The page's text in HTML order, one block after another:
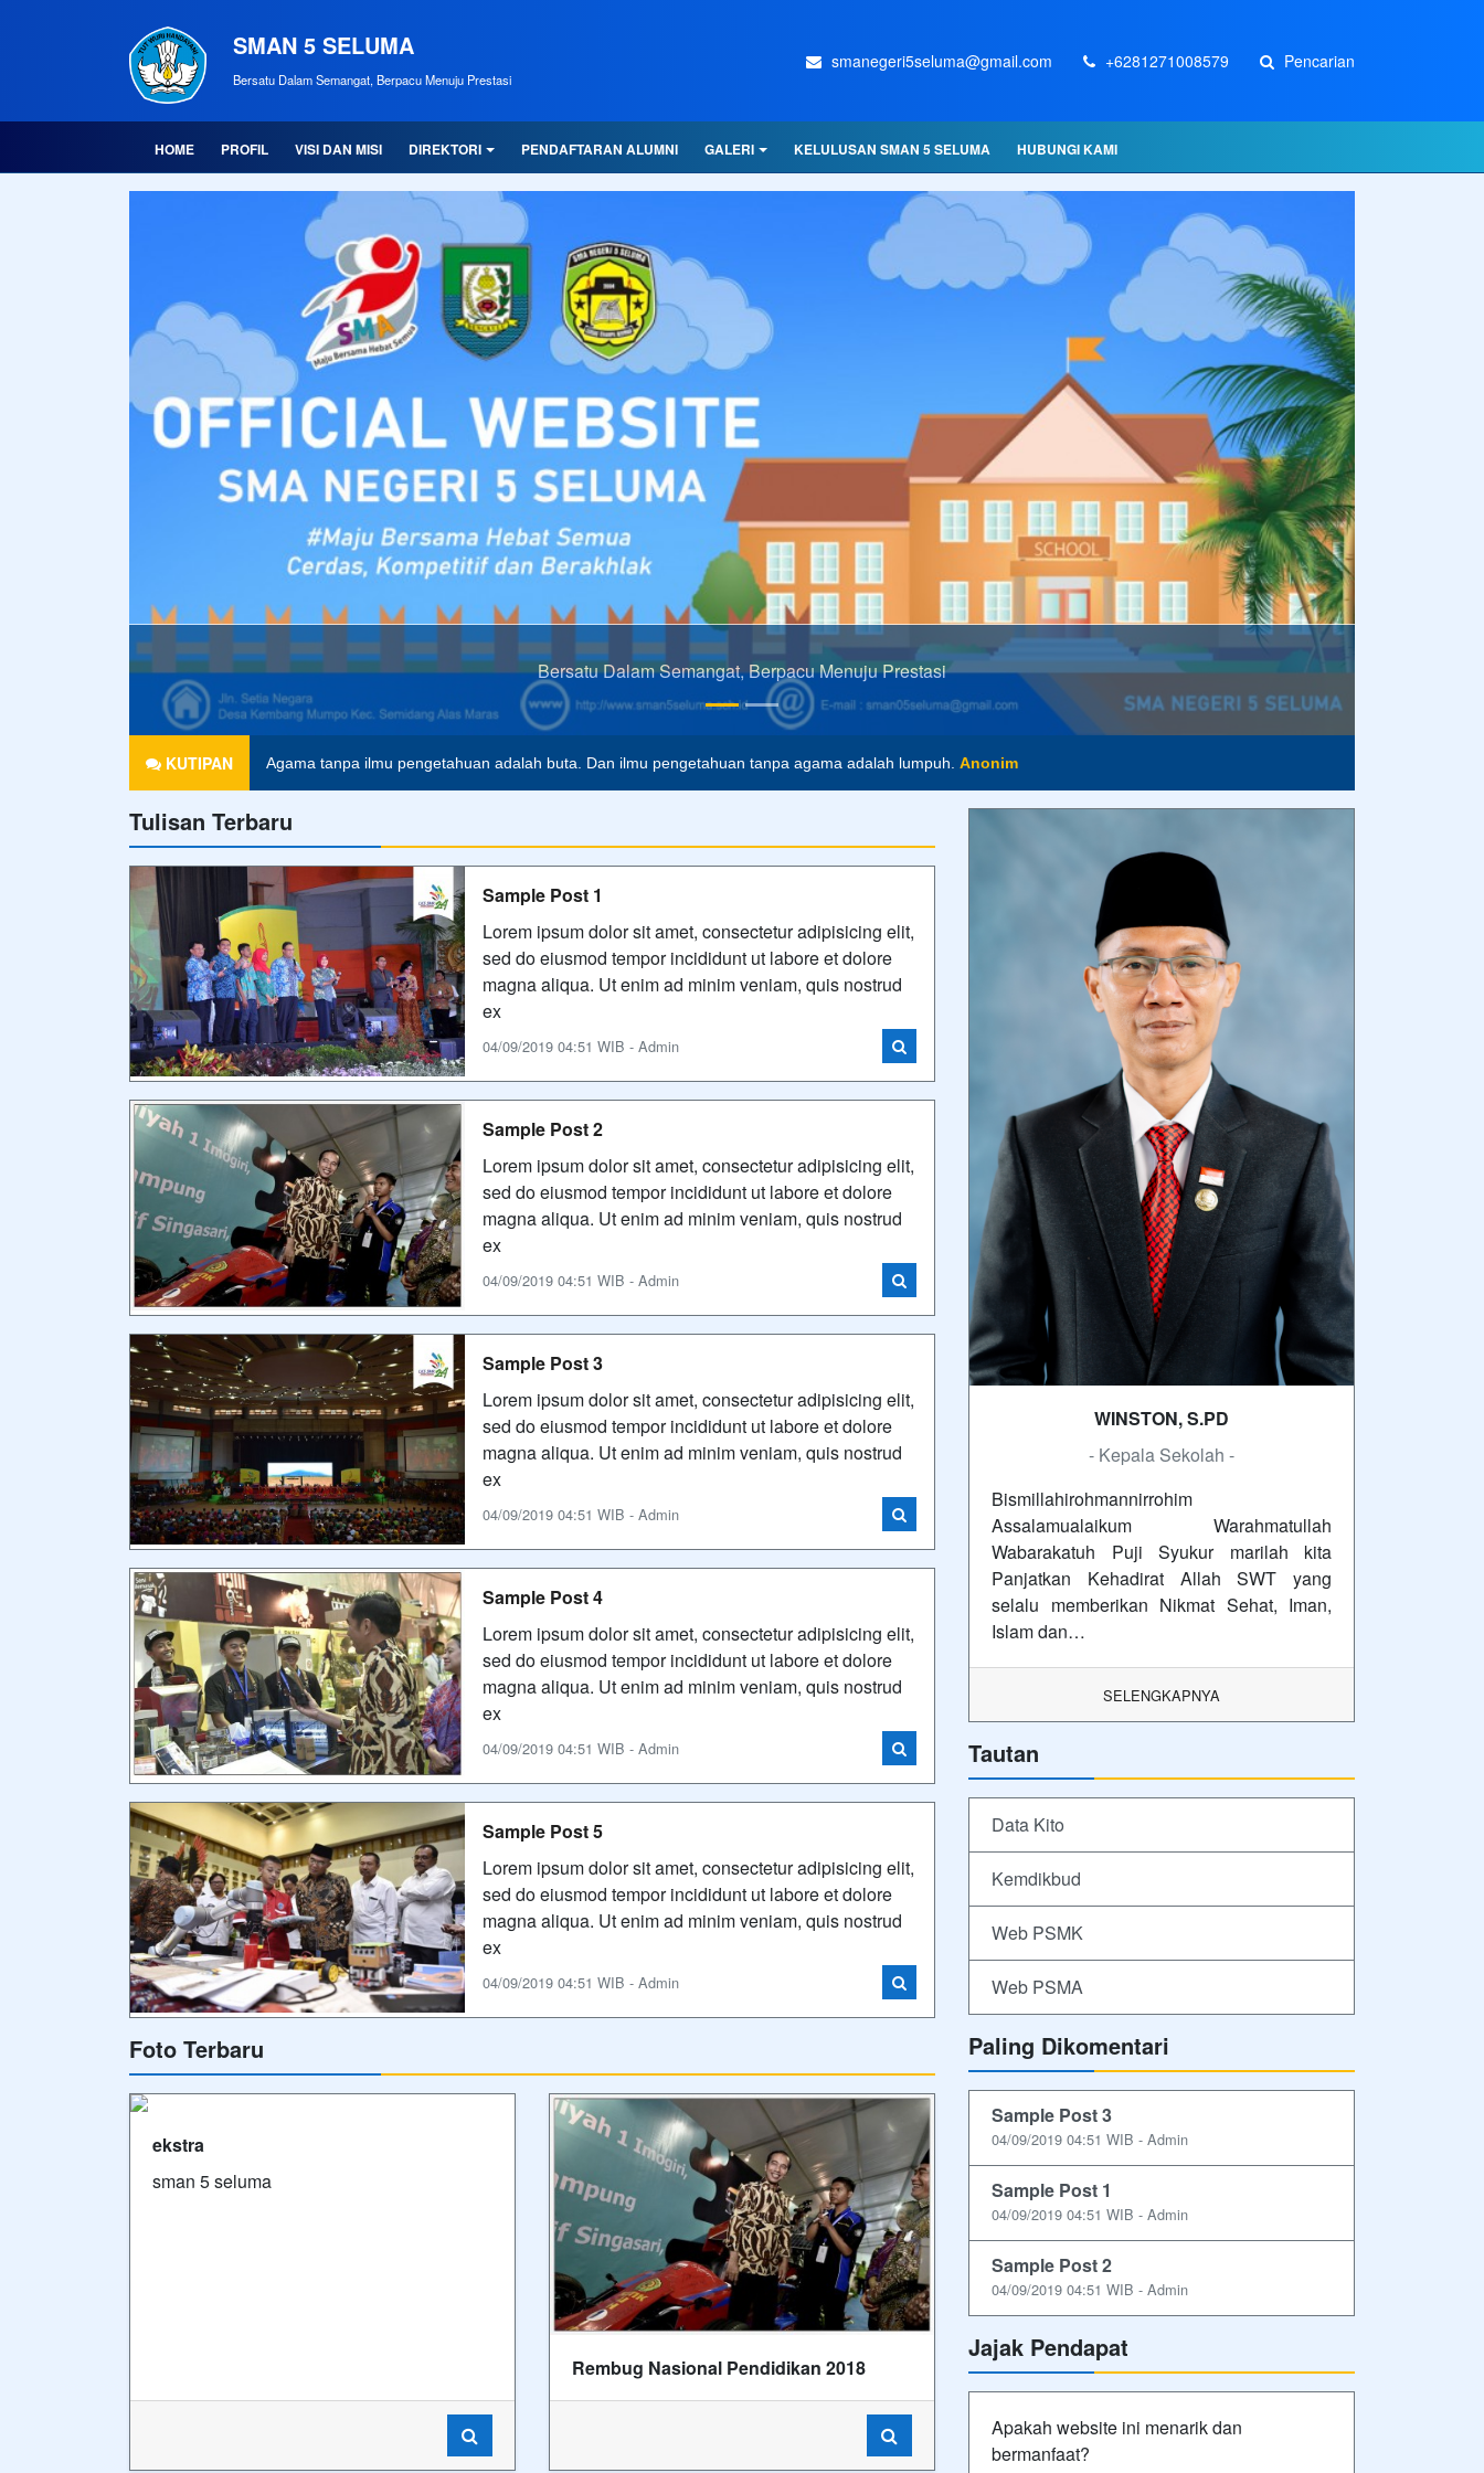
SMAN 5 SELUMA
Bersatu Dalam Semangat, Berpacu Menuju Prestasi
smanegeri5seluma@gmail.com +6281271008579 Pencarian
HOME PROFIL VISI DAN MISI DIREKTORI PENDAFTARAN ALUMNI GALERI KELULUSAN SMAN 5 SELUMA HUBUNGI KAMI
KUTIPAN
Pendidikan merupakan tiket untuk masa depan. Hari esok untuk orang-orang yang telah mempersiapkan dirinya hari ini.
Agama tanpa ilmu pengetahuan adalah buta. Dan ilmu pengetahuan tanpa agama adalah lumpuh. Anonim
Tulisan Terbaru
Sample Post 1
Lorem ipsum dolor sit amet, consectetur adipisicing elit,
sed do eiusmod tempor incididunt ut labore et dolore
magna aliqua. Ut enim ad minim veniam, quis nostrud
ex
04/09/2019 04:51 WIB - Admin
Sample Post 2
Lorem ipsum dolor sit amet, consectetur adipisicing elit,
sed do eiusmod tempor incididunt ut labore et dolore
magna aliqua. Ut enim ad minim veniam, quis nostrud
ex
04/09/2019 04:51 WIB - Admin
Sample Post 3
Lorem ipsum dolor sit amet, consectetur adipisicing elit,
sed do eiusmod tempor incididunt ut labore et dolore
magna aliqua. Ut enim ad minim veniam, quis nostrud
ex
04/09/2019 04:51 WIB - Admin
Sample Post 4
Lorem ipsum dolor sit amet, consectetur adipisicing elit,
sed do eiusmod tempor incididunt ut labore et dolore
magna aliqua. Ut enim ad minim veniam, quis nostrud
ex
04/09/2019 04:51 WIB - Admin
Sample Post 5
Lorem ipsum dolor sit amet, consectetur adipisicing elit,
sed do eiusmod tempor incididunt ut labore et dolore
magna aliqua. Ut enim ad minim veniam, quis nostrud
ex
04/09/2019 04:51 WIB - Admin
Foto Terbaru
ekstra
sman 5 seluma
Rembug Nasional Pendidikan 2018
WINSTON, S.PD
- Kepala Sekolah -
Bismillahirohmannirrohim
Assalamualaikum Warahmatullah
Wabarakatuh Puji Syukur marilah kita
Panjatkan Kehadirat Allah SWT yang
selalu memberikan Nikmat Sehat, Iman,
Islam dan…
SELENGKAPNYA
Tautan
Data Kito
Kemdikbud
Web PSMK
Web PSMA
Paling Dikomentari
Sample Post 3
04/09/2019 04:51 WIB - Admin
Sample Post 1
04/09/2019 04:51 WIB - Admin
Sample Post 2
04/09/2019 04:51 WIB - Admin
Jajak Pendapat
Apakah website ini menarik dan
bermanfaat?